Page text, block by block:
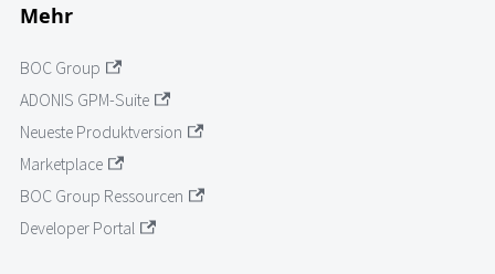
Mehr
BOC Group
ADONIS GPM-Suite
Neueste Produktversion
Marketplace
BOC Group Ressourcen
Developer Portal